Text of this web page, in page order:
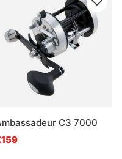
C3 7000